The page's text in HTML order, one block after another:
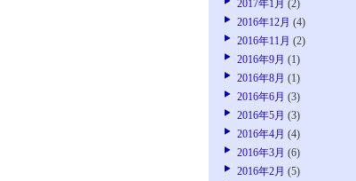
2017年1月 (2)
2016年12月 (4)
2016年11月 (2)
2016年9月 (1)
2016年8月 (1)
2016年6月 (3)
2016年5月 (3)
2016年4月 (4)
2016年3月 (6)
2016年2月 (5)